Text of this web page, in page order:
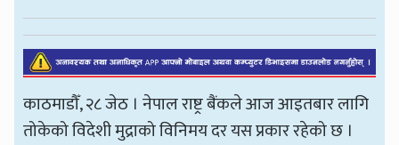
काठमाडौँ, २८ जेठ । नेपाल राष्ट्र बैंकले आज आइतबार लागि
तोकेको विदेशी मुद्राको विनिमय दर यस प्रकार रहेको छ ।